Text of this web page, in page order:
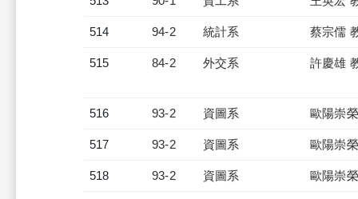
514 94-2 統計系 蔡宗儒
515 84-2 外交系 許慶雄
516 93-2 資圖系 歐陽崇
517 93-2 資圖系 歐陽崇
518 93-2 資圖系 歐陽崇